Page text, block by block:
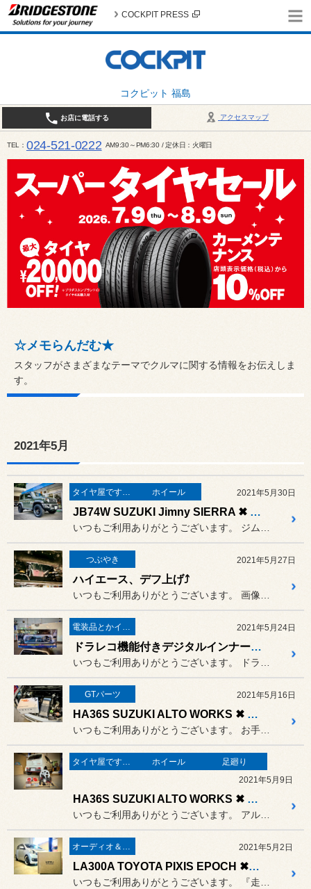
コクピット 福島
COCKPIT PRESS
アクセスマップ
お店に電話する
TEL 024-521-0222 AM9:30～PM6:30 / 定休日：火曜日
☆メモらんだむ★
スタッフがさまざまなテーマでクルマに関する情報をお伝えしま
す。
2021年5月
タイヤ屋です。「本業」のタイヤ ホイール 2021年5月30日
JB74W SUZUKI Jimny SIERRA ✖ DELTA FORCE OVAL
つぶやき 2021年5月27日
ハイエース、デフ上げ⤴
電装品とかインテリア 2021年5月24日
ドラレコ機能付きデジタルインナーミラー セルスター CS-1000SM
GTパーツ 2021年5月16日
HA36S SUZUKI ALTO WORKS ✖ RaceChip S
タイヤ屋です。「本業」のタイヤ ホイール
足廻り
2021年5月9日
HA36S SUZUKI ALTO WORKS ✖ POTENZA Adrenalin RE004 ✖ VOLK RACING TE37 KCR REDOT EDITION ✖ BLITZ ZZ-R ✖ DIXCEL etc...
オーディオ＆ナビゲーション 2021年5月2日
LA300A TOYOTA PIXIS EPOCH ✖ LAYERED SOUND